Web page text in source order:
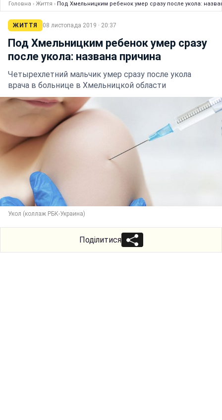
Головна › Життя › Под Хмельницким ребенок умер сразу после укола:
ЖИТТЯ 08 листопада 2019 · 20:37
Под Хмельницким ребенок умер сразу
после укола: названа причина
Четырехлетний мальчик умер сразу после укола
врача в больнице в Хмельницкой области
Укол (коллаж РБК-Украина)
Поділитися